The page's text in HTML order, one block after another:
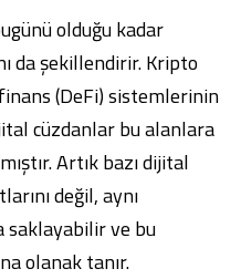
olduğu kadar
da şekillendirir. Kripto
(DeFi) sistemlerinin
cüzdanlar bu alanlara
Artık bazı dijital
değil, aynı
saklayabilir ve bu
olanak tanır.